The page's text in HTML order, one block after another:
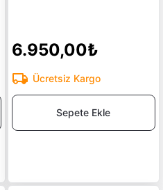
6.950,00₺
Ücretsiz Kargo
Sepete Ekle